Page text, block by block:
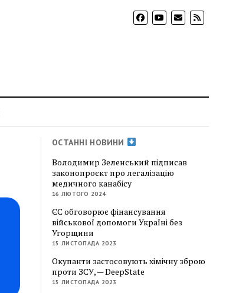
ОСТАННІ НОВИНИ
Володимир Зеленський підписав
законопроєкт про легалізацію
медичного канабісу
16 ЛЮТОГО 2024
ЄС обговорює фінансування
військової допомоги Україні без
Угорщини
15 ЛИСТОПАДА 2023
Окупанти застосовують хімічну зброю
проти ЗСУ, — DeepState
15 ЛИСТОПАДА 2023